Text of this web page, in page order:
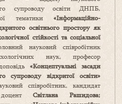
супроводу освіти ДНПБ,
тематики «Інформаційно-
освітнього простору як
стійкості та соціальної
науковий співробітник
наук, професор
«Концептуальні засади
супроводу відкритої освіти»
співробітник, кандидат
Світлана Рашидова;